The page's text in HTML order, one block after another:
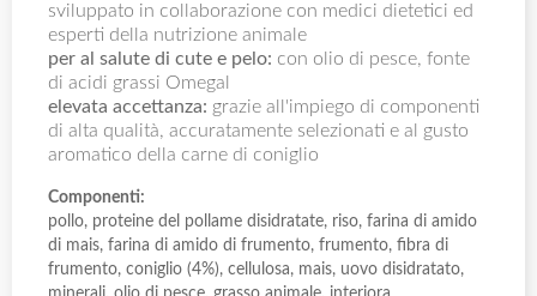
sviluppato in collaborazione con medici dietetici ed
esperti della nutrizione animale
per al salute di cute e pelo: con olio di pesce, fonte
di acidi grassi Omegal
elevata accettanza: grazie all'impiego di componenti
di alta qualità, accuratamente selezionati e al gusto
aromatico della carne di coniglio
Componenti:
pollo, proteine del pollame disidratate, riso, farina di amido
di mais, farina di amido di frumento, frumento, fibra di
frumento, coniglio (4%), cellulosa, mais, uovo disidratato,